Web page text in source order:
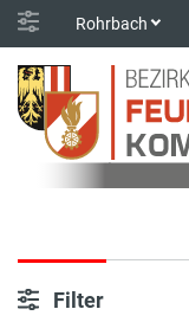
Rohrbach
Filter